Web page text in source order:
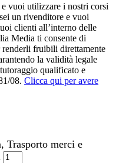
vuoi utilizzare i nostri corsi
un rivenditore e vuoi
clienti all’interno delle
Media ti consente di
fruibili direttamente
la validità legale
qualificato e
08. Clicca qui per avere
Trasporto merci e